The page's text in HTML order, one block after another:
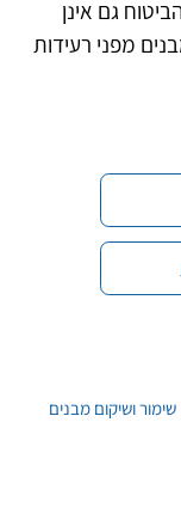
גם אינן
מפני רעידות
שימור ושיקום מבנים